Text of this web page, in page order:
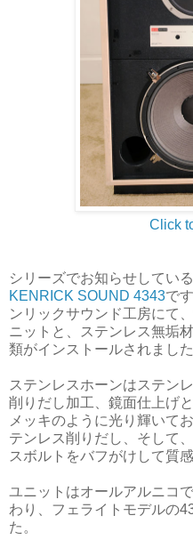
Click
シリーズでお知らせしてい
KENRICK SOUND 4343で
ンリックサウンド工房にて
ニットと、ステンレス無垢
類がインストールされました
ステンレスホーンはステン
削りだし加工、鏡面仕上げ
メッキのように光り輝いて
テンレス削りだし、そして
スボルトをバフがけして質
ユニットはオールアルニコ
わり、フェライトモデルの
た。